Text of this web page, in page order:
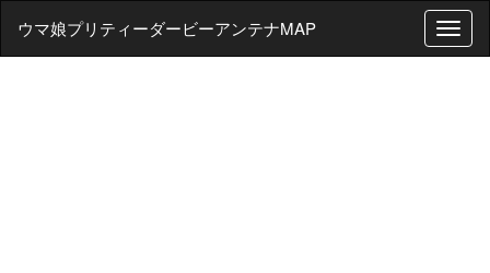
T
o
ウマ娘プリティーダービーアンテナMAP